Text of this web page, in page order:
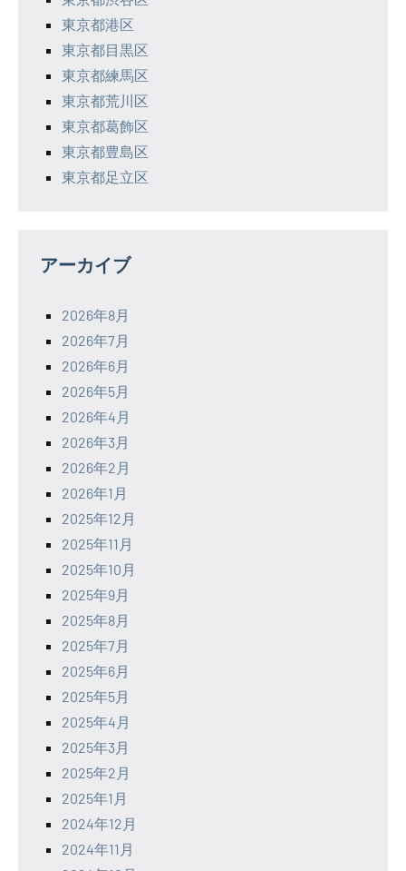
東京都港区
東京都目黒区
東京都練馬区
東京都荒川区
東京都葛飾区
東京都豊島区
東京都足立区
アーカイブ
2026年8月
2026年7月
2026年6月
2026年5月
2026年4月
2026年3月
2026年2月
2026年1月
2025年12月
2025年11月
2025年10月
2025年9月
2025年8月
2025年7月
2025年6月
2025年5月
2025年4月
2025年3月
2025年2月
2025年1月
2024年12月
2024年11月